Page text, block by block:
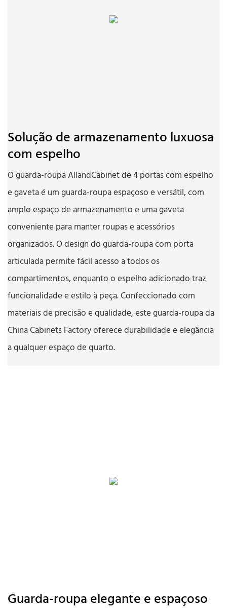
Solução de armazenamento luxuosa
com espelho
O guarda-roupa AllandCabinet de 4 portas com espelho
e gaveta é um guarda-roupa espaçoso e versátil, com
amplo espaço de armazenamento e uma gaveta
conveniente para manter roupas e acessórios
organizados. O design do guarda-roupa com porta
articulada permite fácil acesso a todos os
compartimentos, enquanto o espelho adicionado traz
funcionalidade e estilo à peça. Confeccionado com
materiais de precisão e qualidade, este guarda-roupa da
China Cabinets Factory oferece durabilidade e elegância
a qualquer espaço de quarto.
Guarda-roupa elegante e espaçoso